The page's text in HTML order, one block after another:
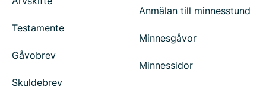
Testamente
Gåvobrev
Skuldebrev
Anmälan till minnesstund
Minnesgåvor
Minnessidor